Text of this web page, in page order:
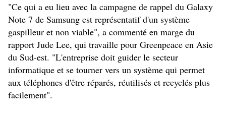
"Ce qui a eu lieu avec la campagne de rappel du Galaxy
Note 7 de Samsung est représentatif d'un système
gaspilleur et non viable", a commenté en marge du
rapport Jude Lee, qui travaille pour Greenpeace en Asie
du Sud-est. "L'entreprise doit guider le secteur
informatique et se tourner vers un système qui permet
aux téléphones d'être réparés, réutilisés et recyclés plus
facilement".